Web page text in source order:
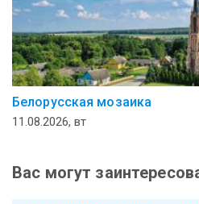
Белорусская мозаика
11.08.2026, вт
Вас могут